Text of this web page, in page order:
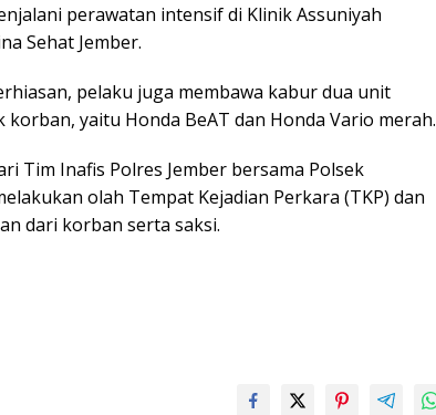
perawatan intensif di Klinik Assuniyah
Sehat Jember.
pelaku juga membawa kabur dua unit
korban, yaitu Honda BeAT dan Honda Vario merah.
Tim Inafis Polres Jember bersama Polsek
olah Tempat Kejadian Perkara (TKP) dan
dari korban serta saksi.